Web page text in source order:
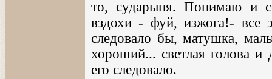
то, сударыня. Понимаю и
вздохи - фуй, изжога!- все
следовало бы, матушка,
хороший... светлая голова
его следовало.